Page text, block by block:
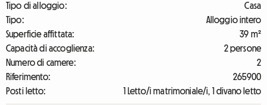
Tipo di alloggio:
Casa
Tipo:
Alloggio intero
Superficie affittata:
39 m²
Capacità di accoglienza:
2 persone
Numero di camere:
2
Riferimento:
265900
Posti letto:
1 Letto/i matrimoniale/i, 1 divano letto